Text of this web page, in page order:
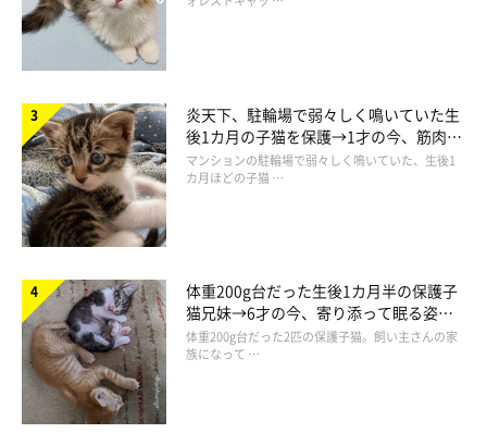
炎天下、駐輪場で弱々しく鳴いていた生
後1カ月の子猫を保護→1才の今、筋肉質
でツンデレなコに成長
マンションの駐輪場で弱々しく鳴いていた、生後1
カ月ほどの子猫 …
体重200g台だった生後1カ月半の保護子
猫兄妹→6才の今、寄り添って眠る姿に
ほっこり！
体重200g台だった2匹の保護子猫。飼い主さんの家
族になって …